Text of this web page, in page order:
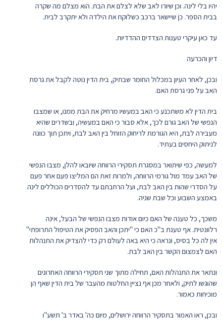
יהיו בלי לינה. וכן שיורו לאב שלא לצלם את הבת. הוא מצלם מה שקרה
בבית הספר. כן שיישאר ברכב כשלוקח את הילדה ולא יתקרב לבית.
עד כאן עיקרי טענות הצדדים ההדדיות.
דיון והכרעה
ובכן, לאחר העיון במכלול החומר שבתיק, בית הדין נוטה לקבל את גרסת
האב על פני גרסת האם.
בית הדין לא משתכנע כי האב במעשיו מרחיק את הבת ממנו, או שמצבו
הנפשי של האב גורם לכך, אלא סבור כי האם במעשיה, ובשדרים שהיא
מעבירה לבת, היא הגורמת לריחוק הזוחל בין האב לבת, ויתכן תוך כוונה
לניתוק היחסים בעתיד.
למעשה, כפי שיתואר במסגרת תסקירי הרווחה שיובאו להלן, מצבו הנפשי
של האב עמד מול גורמי הרווחה, ולמרות זאת הם המליצו פעם אחר פעם
על הסדרי שהות בין האב לבת, ועל הרחבתם עד להסדרים הכוללים לינה
באמצע השבוע וכל שבת שניה.
משכך, כל טענה של האם כיום אודות מצבו הנפשי של הבעל, אינה
רלוונטית. אף טענת ב"כ האם כי "יתכן והאב הפסיק את הטיפול התרופתי"
אין לה כל בסיס, ונראה כי היא באה לעולם רק כדי להצדיק את התנהלות
האם לצמצום הקשר בין האב לבת.
ונתאר את התנהלות האם, תחילה מתוך שני תסקירי הרווחה האחרונים
שהוגשו לתיק, ולאחר מכן אף נציין החלטות מהעבר של בית הדין שאף הן
מוכיחות כאמור.
ובכן, ראו האמור בתסקיר הרווחה ירושלים, מיום כה' באדר ב' תשע"ו